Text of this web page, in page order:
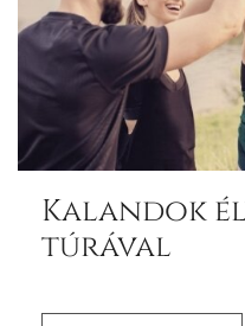
Kalandok
túrával